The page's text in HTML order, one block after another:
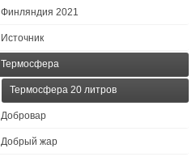
Финляндия 2021
Источник
Термосфера
Термосфера 20 литров
Добровар
Добрый жар